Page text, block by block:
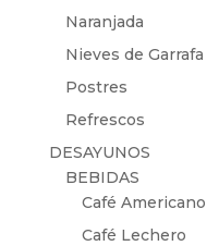
Naranjada
Nieves de Garrafa
Postres
Refrescos
DESAYUNOS
BEBIDAS
Café Americano
Café Lechero